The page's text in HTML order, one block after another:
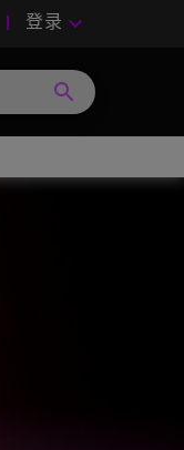
登录 keyboard_arrow_down
search